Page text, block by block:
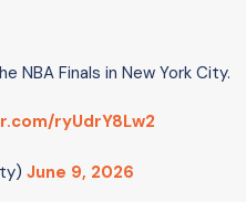
NBA Finals in New York City.
ryUdrY8Lw2
June 9, 2026